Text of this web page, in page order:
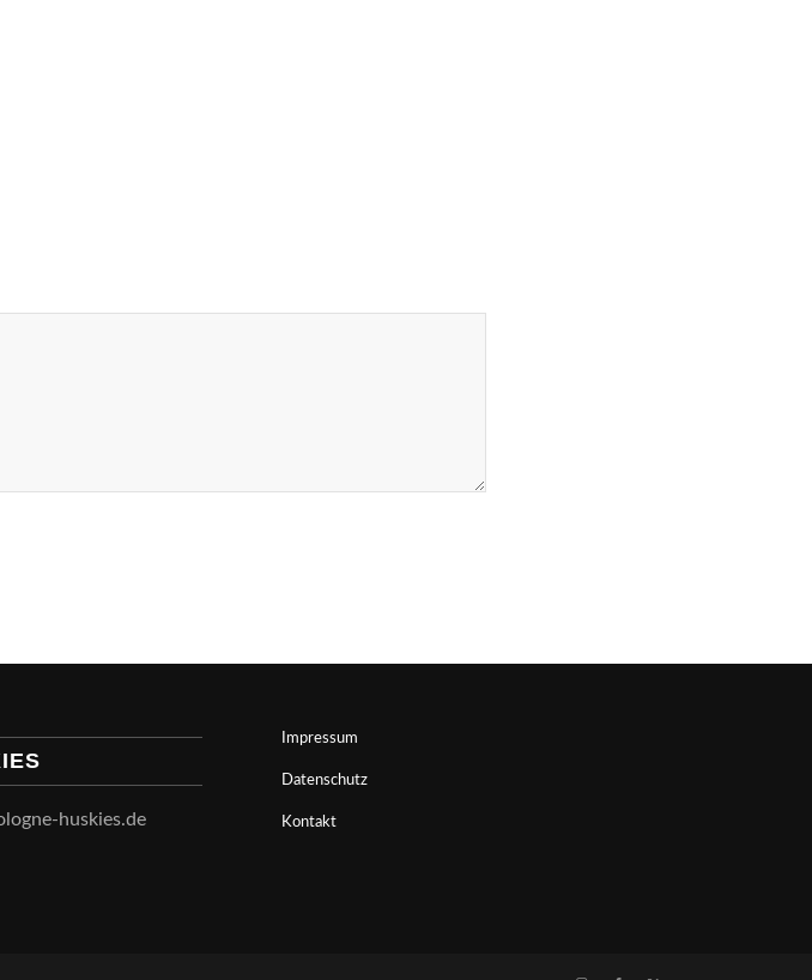
huskies.de
Impressum
Datenschutz
Kontakt